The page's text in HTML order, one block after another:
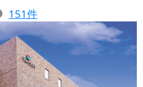
151件